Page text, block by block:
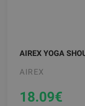
AIREX YOGA
AIREX
18.09€